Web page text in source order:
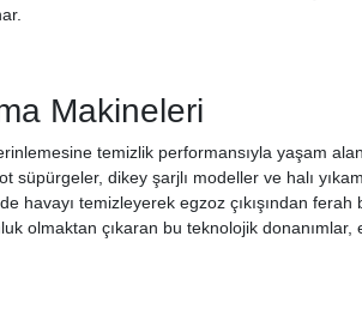
Makineleri
temizlik performansıyla yaşam
süpürgeler, dikey şarjlı modeller ve halı
havayı temizleyerek egzoz çıkışından
olmaktan çıkaran bu teknolojik